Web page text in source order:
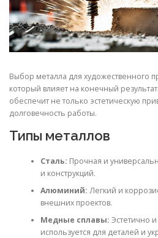
Выбор металла для художественного
который влияет на конечный
обеспечит не только эстетическую
долговечность работы.
Типы металлов
Сталь: Прочная и
и конструкций.
Алюминий: Легкий и
внешних проектов.
Медные сплавы: Эстетично
используется для деталей и